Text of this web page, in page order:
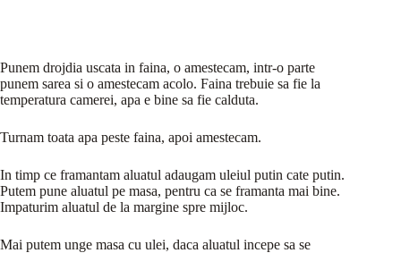
Punem drojdia uscata in faina, o amestecam, intr-o parte
punem sarea si o amestecam acolo. Faina trebuie sa fie la
temperatura camerei, apa e bine sa fie calduta.
Turnam toata apa peste faina, apoi amestecam.
In timp ce framantam aluatul adaugam uleiul putin cate putin.
Putem pune aluatul pe masa, pentru ca se framanta mai bine.
Impaturim aluatul de la margine spre mijloc.
Mai putem unge masa cu ulei, daca aluatul incepe sa se